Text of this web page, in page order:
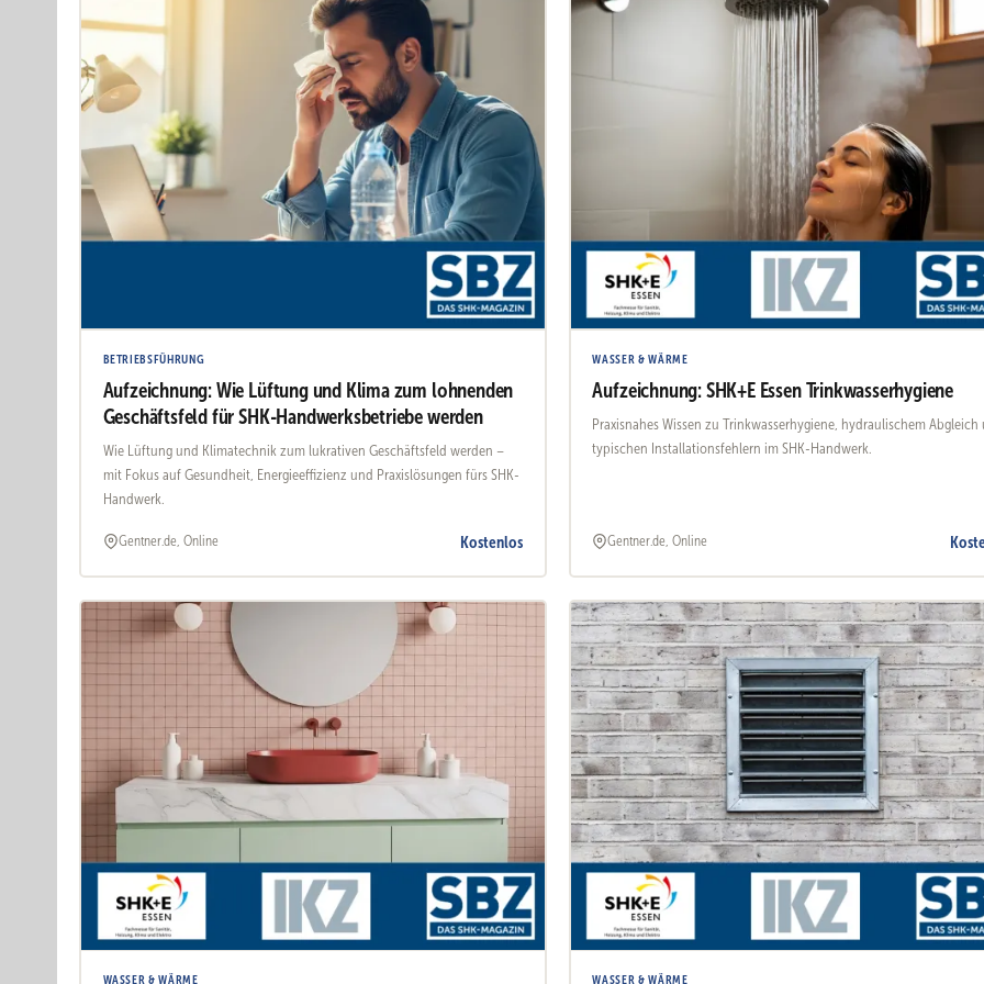
BETRIEBSFÜHRUNG
Aufzeichnung: Wie Lüftung und Klima zum lohnenden
Geschäftsfeld für SHK-Handwerksbetriebe werden
Wie Lüftung und Klimatechnik zum lukrativen Geschäftsfeld werden –
mit Fokus auf Gesundheit, Energieeffizienz und Praxislösungen fürs SHK-
Handwerk.
Gentner.de, Online Kostenlos
WASSER & WÄRME
Aufzeichnung: SHK+E Essen Trinkwasserhygiene
Praxisnahes Wissen zu Trinkwasserhygiene, hydraulischem Abgleich
typischen Installationsfehlern im SHK-Handwerk.
Gentner.de, Online
WASSER & WÄRME WASSER & WÄRME